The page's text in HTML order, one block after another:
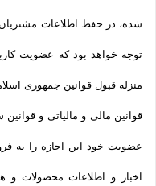
شده، در حفظ اطلاعات
توجه خواهد بود که عضویت
منزله قبول قوانین جمهوری
قوانین مالی و مالیاتی و
عضویت خود این اجازه را به
اخبار و اطلاعات محصولات و